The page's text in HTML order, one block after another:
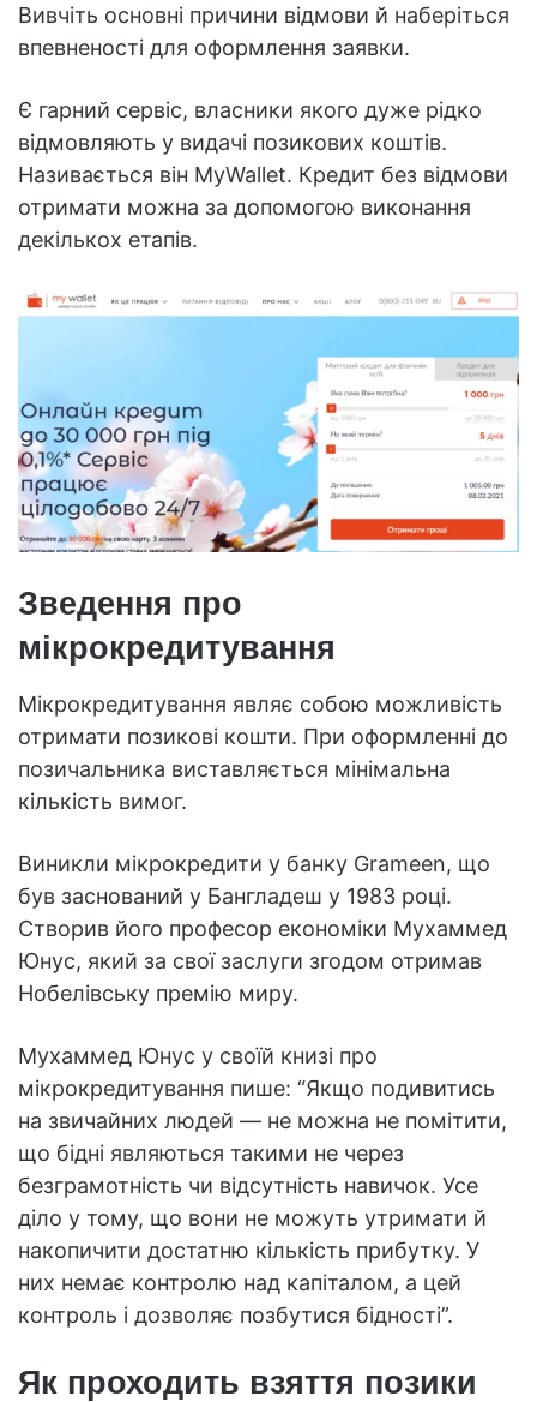
Вивчіть основні причини відмови й наберіться
впевненості для оформлення заявки.
Є гарний сервіс, власники якого дуже рідко
відмовляють у видачі позикових коштів.
Називається він MyWallet. Кредит без відмови
отримати можна за допомогою виконання
декількох етапів.
Зведення про
мікрокредитування
Мікрокредитування являє собою можливість
отримати позикові кошти. При оформленні до
позичальника виставляється мінімальна
кількість вимог.
Виникли мікрокредити у банку Grameen, що
був заснований у Бангладеш у 1983 році.
Створив його професор економіки Мухаммед
Юнус, який за свої заслуги згодом отримав
Нобелівську премію миру.
Мухаммед Юнус у своїй книзі про
мікрокредитування пише: “Якщо подивитись
на звичайних людей — не можна не помітити,
що бідні являються такими не через
безграмотність чи відсутність навичок. Усе
діло у тому, що вони не можуть утримати й
накопичити достатню кількість прибутку. У
них немає контролю над капіталом, а цей
контроль і дозволяє позбутися бідності”.
Як проходить взяття позики